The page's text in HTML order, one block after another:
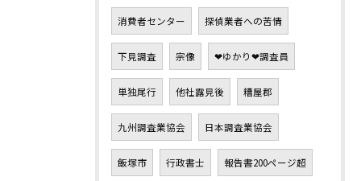
消費者センター 探偵業者への苦情
下見調査 宗像 ❤ゆかり❤調査員
単独尾行 他社露見後 糟屋郡
九州調査業協会 日本調査業協会
飯塚市 行政書士 報告書200ページ超